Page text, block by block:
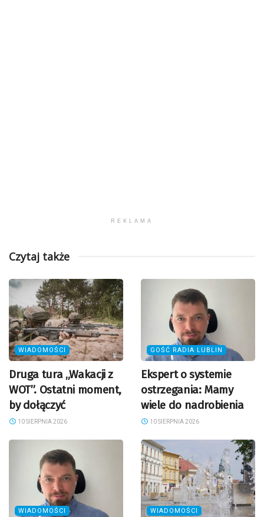
REKLAMA
Czytaj także
WIADOMOŚCI
Druga tura „Wakacji z
WOT”. Ostatni moment,
by dołączyć
10 SIERPNIA 2026
GOŚĆ RADIA LUBLIN
Ekspert o systemie
ostrzegania: Mamy
wiele do nadrobienia
10 SIERPNIA 2026
WIADOMOŚCI WIADOMOŚCI